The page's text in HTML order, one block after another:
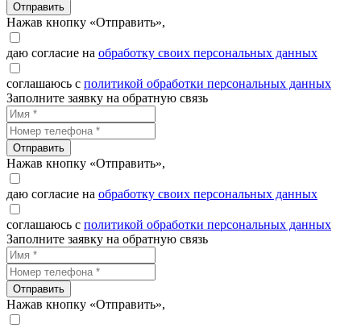
Отправить
Нажав кнопку «Отправить»,
даю согласие на обработку своих персональных данных
соглашаюсь с политикой обработки персональных данных
Заполните заявку на обратную связь
Отправить
Нажав кнопку «Отправить»,
даю согласие на обработку своих персональных данных
соглашаюсь с политикой обработки персональных данных
Заполните заявку на обратную связь
Отправить
Нажав кнопку «Отправить»,